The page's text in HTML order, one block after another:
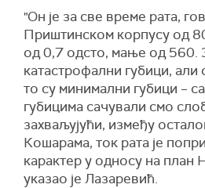
"Он је за све време рата,
Приштинском корпусу од
од 0,7 одсто, мање од 560.
катастрофални губици, али
то су минимални губици –
губицима сачували смо
захваљујући, између
Кошарама, ток рата је
карактер у односу на план
указао је Лазаревић.